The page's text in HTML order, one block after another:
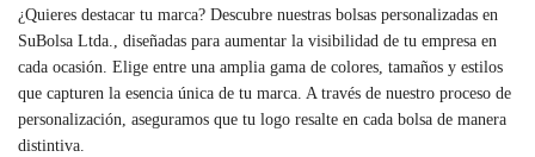
¿Quieres destacar tu marca? Descubre nuestras bolsas personalizadas en
SuBolsa Ltda., diseñadas para aumentar la visibilidad de tu empresa en
cada ocasión. Elige entre una amplia gama de colores, tamaños y estilos
que capturen la esencia única de tu marca. A través de nuestro proceso de
personalización, aseguramos que tu logo resalte en cada bolsa de manera
distintiva.